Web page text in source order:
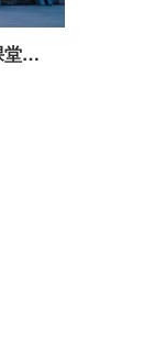
西安理工大学陕西MBA移动课堂走进陕西延长石油集团氟硅化工有限公司